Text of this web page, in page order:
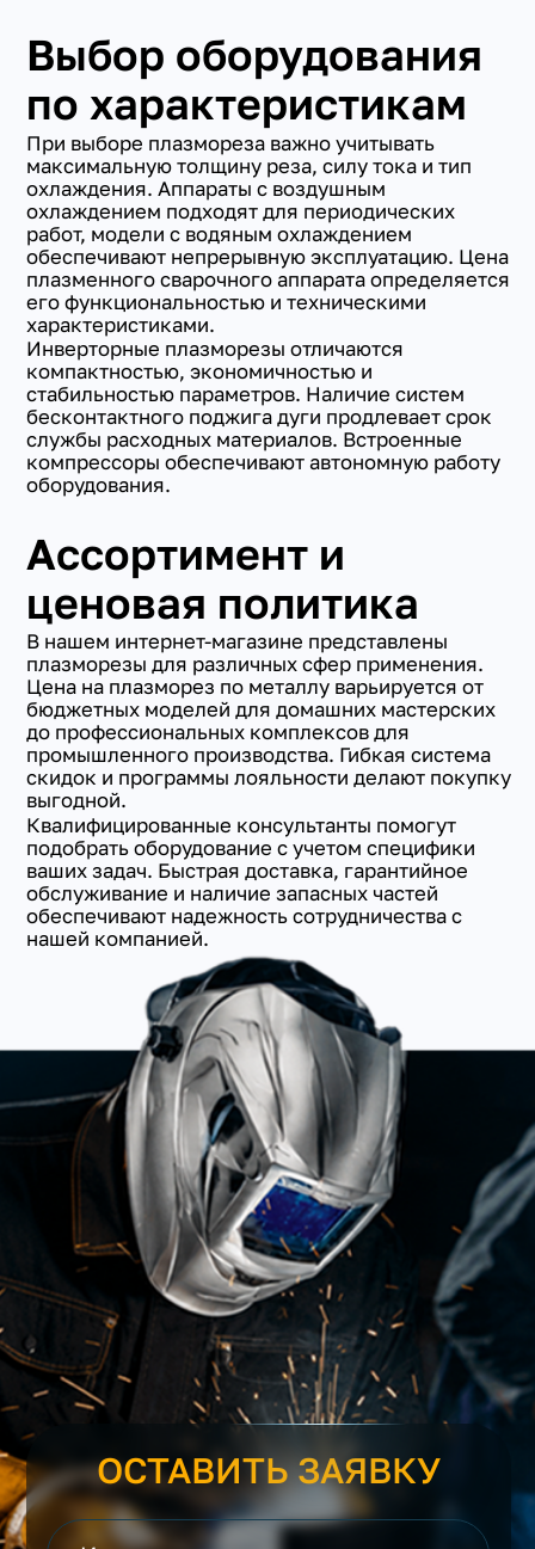
Выбор оборудования
по характеристикам
При выборе плазмореза важно учитывать
максимальную толщину реза, силу тока и тип
охлаждения. Аппараты с воздушным
охлаждением подходят для периодических
работ, модели с водяным охлаждением
обеспечивают непрерывную эксплуатацию. Цена
плазменного сварочного аппарата определяется
его функциональностью и техническими
характеристиками.
Инверторные плазморезы отличаются
компактностью, экономичностью и
стабильностью параметров. Наличие систем
бесконтактного поджига дуги продлевает срок
службы расходных материалов. Встроенные
компрессоры обеспечивают автономную работу
оборудования.
Ассортимент и
ценовая политика
В нашем интернет-магазине представлены
плазморезы для различных сфер применения.
Цена на плазморез по металлу варьируется от
бюджетных моделей для домашних мастерских
до профессиональных комплексов для
промышленного производства. Гибкая система
скидок и программы лояльности делают покупку
выгодной.
Квалифицированные консультанты помогут
подобрать оборудование с учетом специфики
ваших задач. Быстрая доставка, гарантийное
обслуживание и наличие запасных частей
обеспечивают надежность сотрудничества с
нашей компанией.
ОСТАВИТЬ ЗАЯВКУ